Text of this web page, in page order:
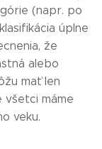
(napr. po
úplne
že
alebo
mať len
všetci máme
veku.